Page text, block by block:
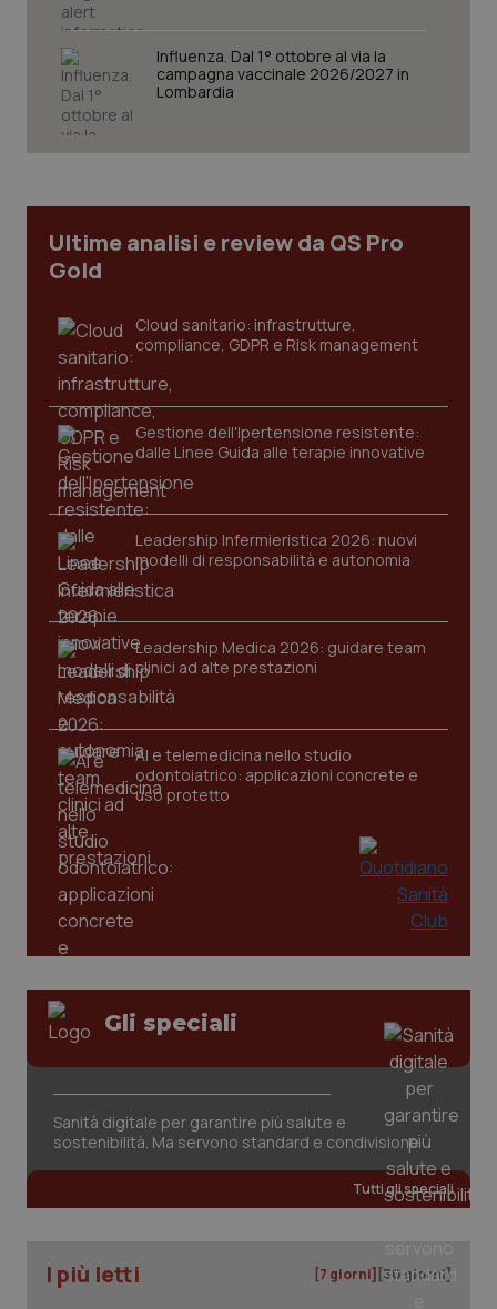
Influenza. Dal 1° ottobre al via la
campagna vaccinale 2026/2027 in
Lombardia
Ultime analisi e review da QS Pro
Gold
Cloud sanitario: infrastrutture,
compliance, GDPR e Risk management
Gestione dell'Ipertensione resistente:
dalle Linee Guida alle terapie innovative
Leadership Infermieristica 2026: nuovi
modelli di responsabilità e autonomia
Leadership Medica 2026: guidare team
clinici ad alte prestazioni
AI e telemedicina nello studio
odontoiatrico: applicazioni concrete e
uso protetto
Gli speciali
Sanità digitale per garantire più salute e
sostenibilità. Ma servono standard e condivisione
Tutti gli speciali
I più letti [7 giorni] [30 giorni]
Necessari Statistici
sito web abilitandone funzionalità di base quali la
funzionare correttamente senza questi cookie.
Nome
Fornitore/Dominio
CookieScriptConsent
CookieScript
www.quotidianosanita.it
tracking-enable
www.quotidianosanita.it
tracking-sites-ironfish-
www.quotidianosanita.it
2
.quotidianosanita.it
mese